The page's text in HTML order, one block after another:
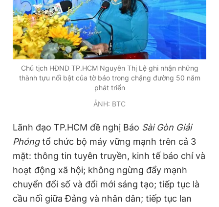
Chủ tịch HĐND TP.HCM Nguyễn Thị Lệ ghi nhận những
thành tựu nổi bật của tờ báo trong chặng đường 50 năm
phát triển
ẢNH: BTC
Lãnh đạo TP.HCM đề nghị Báo Sài Gòn Giải
Phóngtổ chức bộ máy vững mạnh trên cả 3
mặt: thông tin tuyên truyền, kinh tế báo chí và
hoạt động xã hội; không ngừng đẩy mạnh
chuyển đổi số và đổi mới sáng tạo; tiếp tục là
cầu nối giữa Đảng và nhân dân; tiếp tục lan